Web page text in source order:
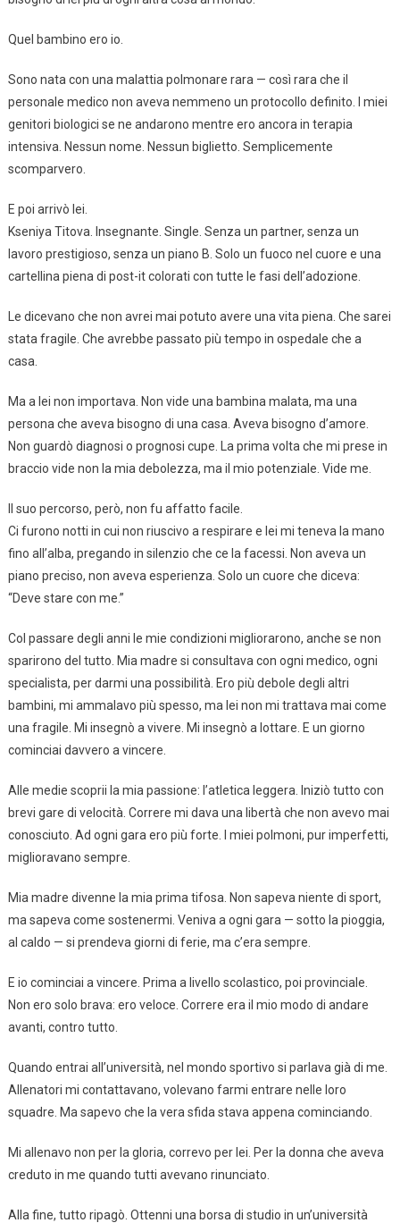
Quel bambino ero io.
Sono nata con una malattia polmonare rara — così rara che il
personale medico non aveva nemmeno un protocollo definito. I miei
genitori biologici se ne andarono mentre ero ancora in terapia
intensiva. Nessun nome. Nessun biglietto. Semplicemente
scomparvero.
E poi arrivò lei.
Kseniya Titova. Insegnante. Single. Senza un partner, senza un
lavoro prestigioso, senza un piano B. Solo un fuoco nel cuore e una
cartellina piena di post-it colorati con tutte le fasi dell’adozione.
Le dicevano che non avrei mai potuto avere una vita piena. Che sarei
stata fragile. Che avrebbe passato più tempo in ospedale che a
casa.
Ma a lei non importava. Non vide una bambina malata, ma una
persona che aveva bisogno di una casa. Aveva bisogno d’amore.
Non guardò diagnosi o prognosi cupe. La prima volta che mi prese in
braccio vide non la mia debolezza, ma il mio potenziale. Vide me.
Il suo percorso, però, non fu affatto facile.
Ci furono notti in cui non riuscivo a respirare e lei mi teneva la mano
fino all’alba, pregando in silenzio che ce la facessi. Non aveva un
piano preciso, non aveva esperienza. Solo un cuore che diceva:
“Deve stare con me.”
Col passare degli anni le mie condizioni migliorarono, anche se non
sparirono del tutto. Mia madre si consultava con ogni medico, ogni
specialista, per darmi una possibilità. Ero più debole degli altri
bambini, mi ammalavo più spesso, ma lei non mi trattava mai come
una fragile. Mi insegnò a vivere. Mi insegnò a lottare. E un giorno
cominciai davvero a vincere.
Alle medie scoprii la mia passione: l’atletica leggera. Iniziò tutto con
brevi gare di velocità. Correre mi dava una libertà che non avevo mai
conosciuto. Ad ogni gara ero più forte. I miei polmoni, pur imperfetti,
miglioravano sempre.
Mia madre divenne la mia prima tifosa. Non sapeva niente di sport,
ma sapeva come sostenermi. Veniva a ogni gara — sotto la pioggia,
al caldo — si prendeva giorni di ferie, ma c’era sempre.
E io cominciai a vincere. Prima a livello scolastico, poi provinciale.
Non ero solo brava: ero veloce. Correre era il mio modo di andare
avanti, contro tutto.
Quando entrai all’università, nel mondo sportivo si parlava già di me.
Allenatori mi contattavano, volevano farmi entrare nelle loro
squadre. Ma sapevo che la vera sfida stava appena cominciando.
Mi allenavo non per la gloria, correvo per lei. Per la donna che aveva
creduto in me quando tutti avevano rinunciato.
Alla fine, tutto ripagò. Ottenni una borsa di studio in un’università